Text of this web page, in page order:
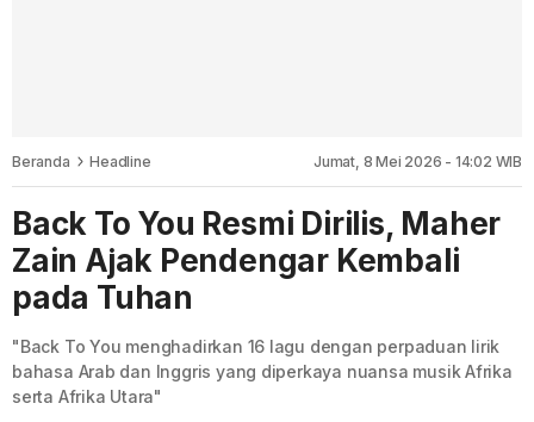
Beranda Headline Jumat, 8 Mei 2026 - 14:02 WIB
Back To You Resmi Dirilis, Maher
Zain Ajak Pendengar Kembali
pada Tuhan
"Back To You menghadirkan 16 lagu dengan perpaduan lirik
bahasa Arab dan Inggris yang diperkaya nuansa musik Afrika
serta Afrika Utara"